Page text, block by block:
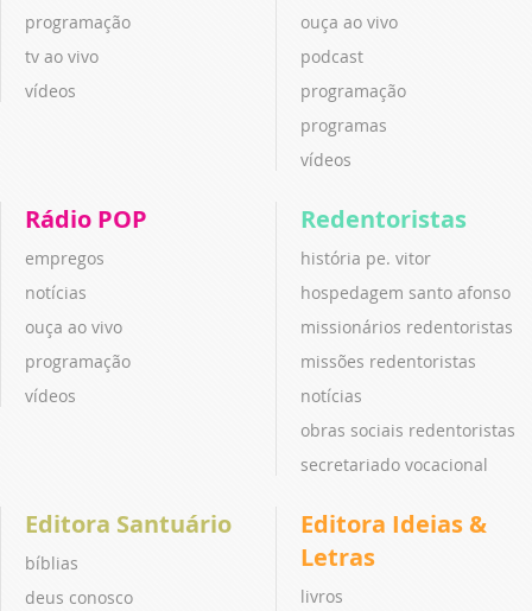
programação
tv ao vivo
vídeos
ouça ao vivo
podcast
programação
programas
vídeos
Rádio POP
empregos
notícias
ouça ao vivo
programação
vídeos
Redentoristas
história pe. vitor
hospedagem santo afonso
missionários redentoristas
missões redentoristas
notícias
obras sociais redentoristas
secretariado vocacional
Editora Santuário
bíblias
deus conosco
Editora Ideias &
Letras
livros